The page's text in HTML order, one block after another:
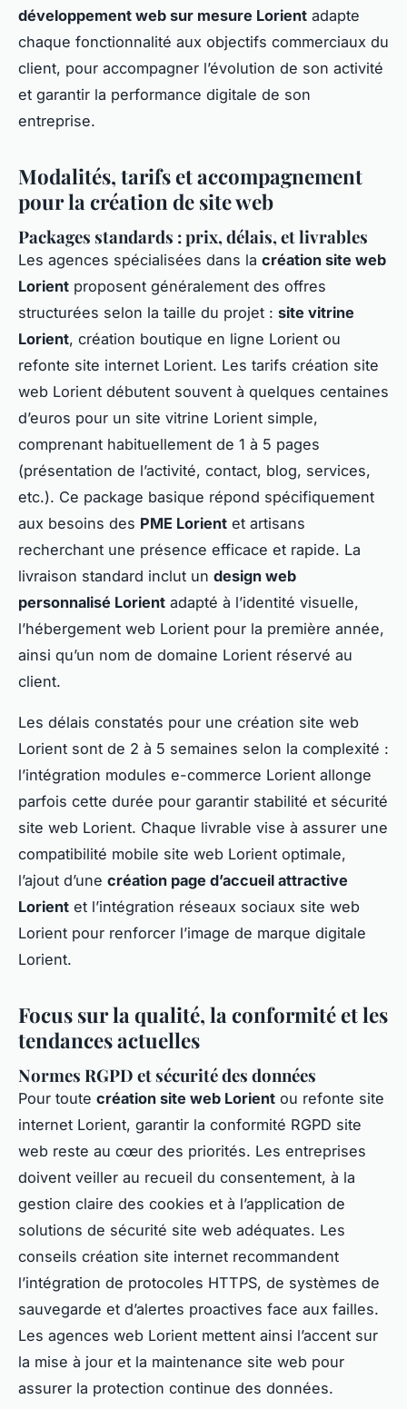
développement web sur mesure Lorient adapte
chaque fonctionnalité aux objectifs commerciaux du
client, pour accompagner l’évolution de son activité
et garantir la performance digitale de son
entreprise.
Modalités, tarifs et accompagnement
pour la création de site web
Packages standards : prix, délais, et livrables
Les agences spécialisées dans la création site web
Lorient proposent généralement des offres
structurées selon la taille du projet : site vitrine
Lorient, création boutique en ligne Lorient ou
refonte site internet Lorient. Les tarifs création site
web Lorient débutent souvent à quelques centaines
d’euros pour un site vitrine Lorient simple,
comprenant habituellement de 1 à 5 pages
(présentation de l’activité, contact, blog, services,
etc.). Ce package basique répond spécifiquement
aux besoins des PME Lorient et artisans
recherchant une présence efficace et rapide. La
livraison standard inclut un design web
personnalisé Lorient adapté à l’identité visuelle,
l’hébergement web Lorient pour la première année,
ainsi qu’un nom de domaine Lorient réservé au
client.
Les délais constatés pour une création site web
Lorient sont de 2 à 5 semaines selon la complexité :
l’intégration modules e-commerce Lorient allonge
parfois cette durée pour garantir stabilité et sécurité
site web Lorient. Chaque livrable vise à assurer une
compatibilité mobile site web Lorient optimale,
l’ajout d’une création page d’accueil attractive
Lorient et l’intégration réseaux sociaux site web
Lorient pour renforcer l’image de marque digitale
Lorient.
Focus sur la qualité, la conformité et les
tendances actuelles
Normes RGPD et sécurité des données
Pour toute création site web Lorient ou refonte site
internet Lorient, garantir la conformité RGPD site
web reste au cœur des priorités. Les entreprises
doivent veiller au recueil du consentement, à la
gestion claire des cookies et à l’application de
solutions de sécurité site web adéquates. Les
conseils création site internet recommandent
l’intégration de protocoles HTTPS, de systèmes de
sauvegarde et d’alertes proactives face aux failles.
Les agences web Lorient mettent ainsi l’accent sur
la mise à jour et la maintenance site web pour
assurer la protection continue des données.